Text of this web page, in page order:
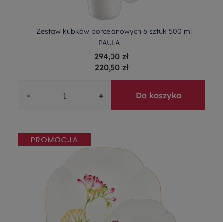
Zestaw kubków porcelanowych 6 sztuk 500 ml
PAULA
294,00 zł
220,50 zł
- + Do koszyka